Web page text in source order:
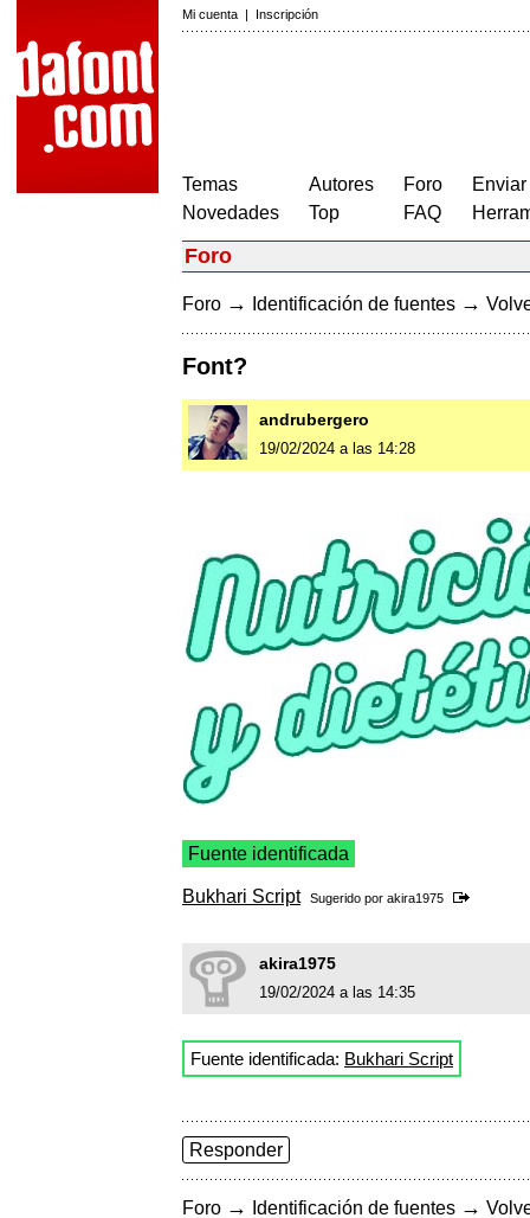
Mi cuenta | Inscripción
Temas
Novedades
Autores
Top
Foro
FAQ
Foro
Foro → Identificación de fuentes →
Font?
andrubergero
19/02/2024 a las 14:28
Fuente identificada
Bukhari Script Sugerido por akira1975
akira1975
19/02/2024 a las 14:35
Fuente identificada: Bukhari Script
Responder
Foro → Identificación de fuentes →